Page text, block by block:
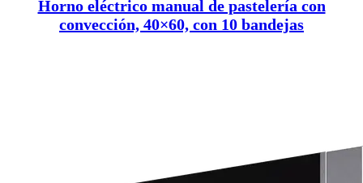
Horno eléctrico manual de pastelería con
convección, 40×60, con 10 bandejas